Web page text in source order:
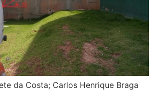
da Costa; Carlos Henrique Braga